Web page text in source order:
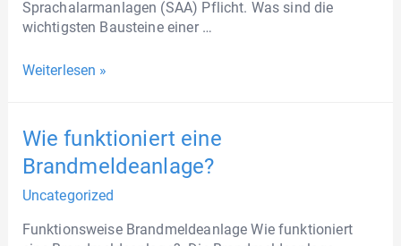
Sprachalarmanlagen (SAA) Pflicht. Was sind die
wichtigsten Bausteine einer …
Weiterlesen »
Wie funktioniert eine
Brandmeldeanlage?
Uncategorized
Funktionsweise Brandmeldeanlage Wie funktioniert